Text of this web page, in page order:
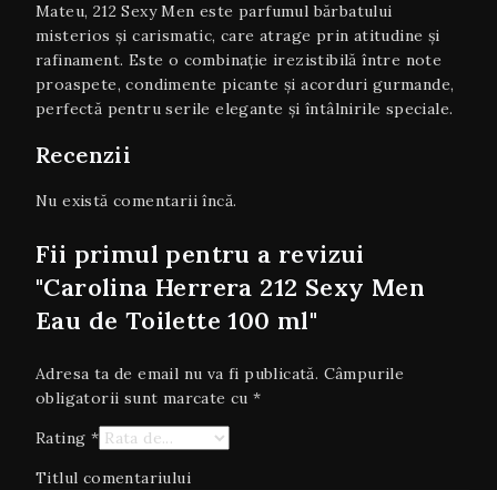
Mateu, 212 Sexy Men este parfumul bărbatului
misterios și carismatic, care atrage prin atitudine și
rafinament. Este o combinație irezistibilă între note
proaspete, condimente picante și acorduri gurmande,
perfectă pentru serile elegante și întâlnirile speciale.
Recenzii
Nu există comentarii încă.
Fii primul pentru a revizui
"Carolina Herrera 212 Sexy Men
Eau de Toilette 100 ml"
Adresa ta de email nu va fi publicată. Câmpurile
obligatorii sunt marcate cu*
Rating *
Titlul comentariului